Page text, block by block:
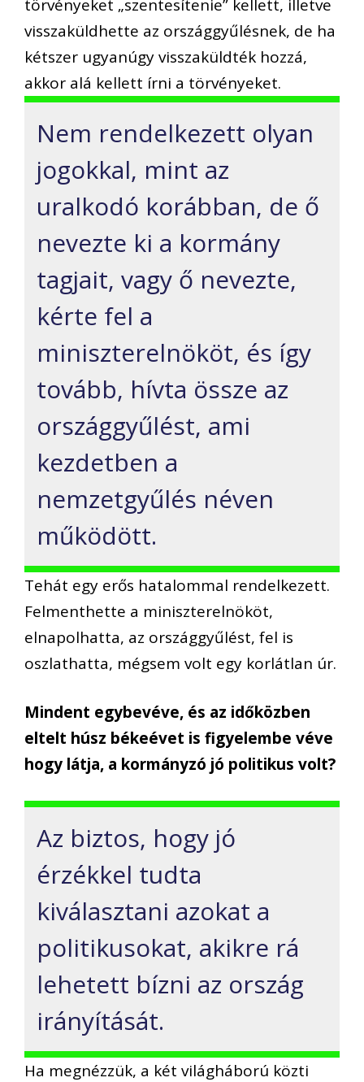
törvényeket „szentesítenie” kellett, illetve
visszaküldhette az országgyűlésnek, de ha
kétszer ugyanúgy visszaküldték hozzá,
akkor alá kellett írni a törvényeket.
Nem rendelkezett olyan
jogokkal, mint az
uralkodó korábban, de ő
nevezte ki a kormány
tagjait, vagy ő nevezte,
kérte fel a
miniszterelnököt, és így
tovább, hívta össze az
országgyűlést, ami
kezdetben a
nemzetgyűlés néven
működött.
Tehát egy erős hatalommal rendelkezett.
Felmenthette a miniszterelnököt,
elnapolhatta, az országgyűlést, fel is
oszlathatta, mégsem volt egy korlátlan úr.
Mindent egybevéve, és az időközben
eltelt húsz békeévet is figyelembe véve
hogy látja, a kormányzó jó politikus volt?
Az biztos, hogy jó
érzékkel tudta
kiválasztani azokat a
politikusokat, akikre rá
lehetett bízni az ország
irányítását.
Ha megnézzük, a két világháború közti